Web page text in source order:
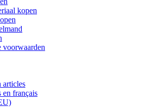
kopen
voorwaarden
articles
en français